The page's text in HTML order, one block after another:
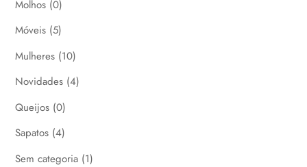
Molhos (0)
Móveis (5)
Mulheres (10)
Novidades (4)
Queijos (0)
Sapatos (4)
Sem categoria (1)